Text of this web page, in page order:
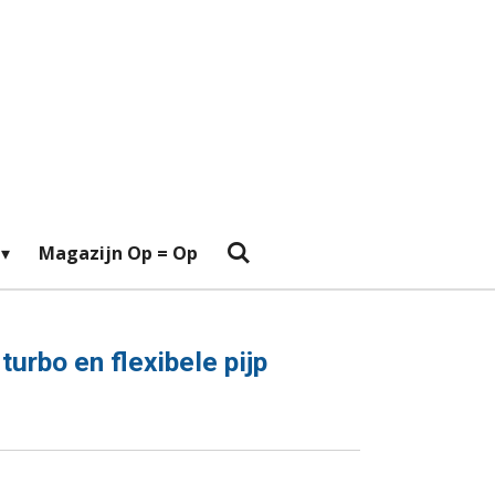
Magazijn Op = Op
en flexibele pijp